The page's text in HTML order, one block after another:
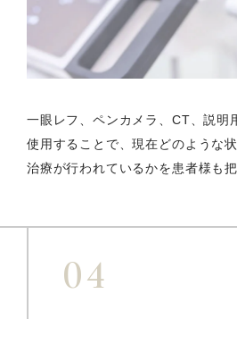
一眼レフ、ペンカメラ、CT、説明
使用することで、現在どのような
治療が行われているかを患者様も把
04